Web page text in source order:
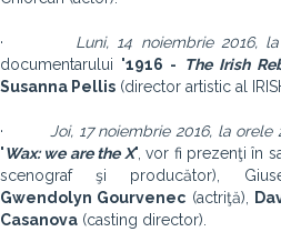
· Luni, 14 noiembrie 2016,
documentarului "1916 - The Irish
Susanna Pellis (director artistic al
· Joi, 17 noiembrie 2016, la orele
"Wax: we are the X", vor fi prezenţi în
scenograf şi producător),
Gwendolyn Gourvenec (actriţă),
Casanova (casting director).